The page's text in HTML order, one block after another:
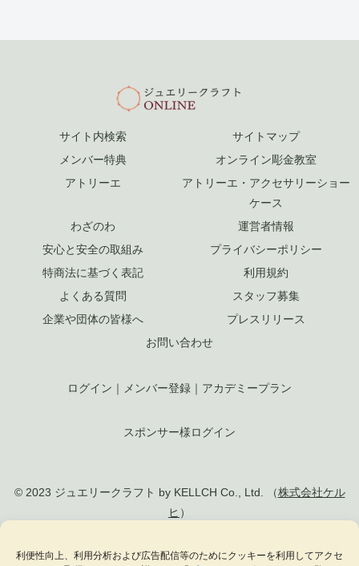
利便性向上、利用分析および広告配信等のためにクッキーを利用してアクセ
サイト内検索
サイトマップ
メンバー特典
オンライン彫金教室
アトリーエ
アトリーエ・アクセサリーショー
ケース
わざのわ
運営者情報
安心と安全の取組み
プライバシーポリシー
特商法に基づく表記
利用規約
よくある質問
スタッフ募集
企業や団体の皆様へ
プレスリリース
お問い合わせ
ログイン ｜ メンバー登録 ｜ アカデミープラン
スポンサー様ログイン
© 2023 ジュエリークラフト by KELLCH Co., Ltd. （株式会社ケル
ヒ ）
私達は、地方創生SDGs官民連携プラットフォームに加盟しています